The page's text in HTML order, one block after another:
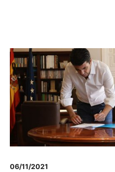
06/11/2021